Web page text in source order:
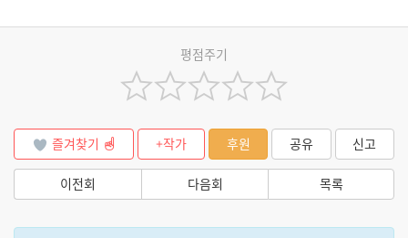
평점주기
즐겨찾기 +작가 후원 공유 신고
이전회 다음회 목록